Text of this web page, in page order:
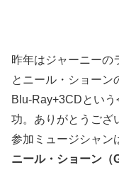
昨年はジャーニーの
とニール・ショーン
Blu-Ray+3CDとい
功。ありがとうござ
参加ミュージシャン
ニール・ショーン（